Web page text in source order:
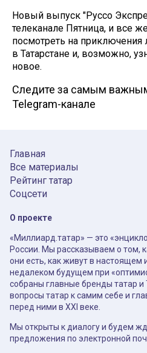
Новый выпуск "Руссо
телеканале Пятница, и все
посмотреть на
в Татарстане и, возможно,
новое.
Следите за самым
Telegram-канале
Главная
Все материалы
Рейтинг татар
Соцсети
О проекте
«Миллиард.татар» — это
России. Мы рассказываем о том,
они есть, как живут в настоящем
недалеком будущем при
собраны главные бренды татар и
вопросы татар к самим себе и
перед ними в XXI веке.
Мы открыты к диалогу и будем
предложения по электронной